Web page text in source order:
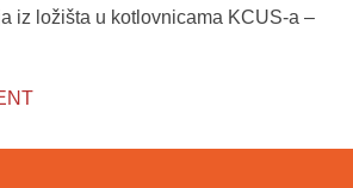
iz ložišta u kotlovnicama KCUS-a –